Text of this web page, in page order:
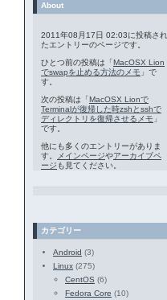
About
2011年08月17日 02:03に投稿され
たエントリーのページです。
ひとつ前の投稿は「MacOSX Lion
でswapを止める方法のメモ 」で
す。
次の投稿は「MacOSX Lionで
Terminalが復帰した時zshとsshで
ディレクトリを復帰させるメモ 」
です。
他にも多くのエントリーがありま
す。
メインページやアーカイブペ
ージ も見てください。
カテゴリー
Android (3)
Linux (275)
CentOS (6)
Fedora Core (10)